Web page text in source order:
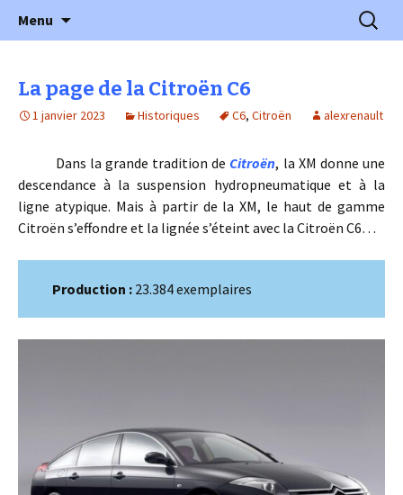
l'Automobile Ancienne
l'automobile ancienne : articles, historiques
…
Menu
La page de la Citroën C6
1 janvier 2023 Historiques C6, Citroën alexrenault
Dans la grande tradition de Citroën, la XM donne une
descendance à la suspension hydropneumatique et à la
ligne atypique. Mais à partir de la XM, le haut de gamme
Citroën s’effondre et la lignée s’éteint avec la Citroën C6…
Production : 23.384 exemplaires